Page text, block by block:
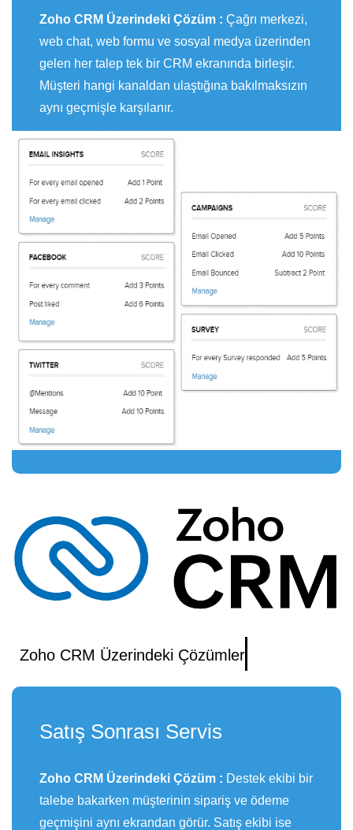
Zoho CRM Üzerindeki Çözüm : Çağrı merkezi,
web chat, web formu ve sosyal medya üzerinden
gelen her talep tek bir CRM ekranında birleşir.
Müşteri hangi kanaldan ulaştığına bakılmaksızın
aynı geçmişle karşılanır.
Zoho CRM Üzerindeki Çözümler
Satış Sonrası Servis
Zoho CRM Üzerindeki Çözüm : Destek ekibi bir
talebe bakarken müşterinin sipariş ve ödeme
geçmişini aynı ekrandan görür. Satış ekibi ise